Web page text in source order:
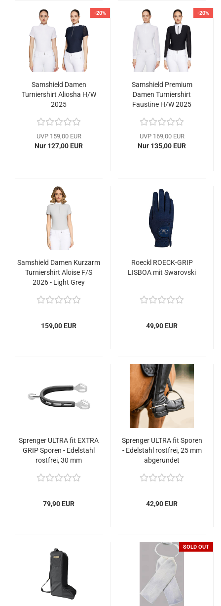
-20%
Samshield Damen
Turniershirt Aliosha H/W
2025
UVP 159,00 EUR
Nur 127,00 EUR
-20%
Samshield Premium
Damen Turniershirt
Faustine H/W 2025
UVP 169,00 EUR
Nur 135,00 EUR
Samshield Damen Kurzarm
Turniershirt Aloise F/S
2026 - Light Grey
159,00 EUR
Roeckl ROECK-GRIP
LISBOA mit Swarovski
49,90 EUR
Sprenger ULTRA fit EXTRA
GRIP Sporen - Edelstahl
rostfrei, 30 mm
Ballrad
79,90 EUR
Sprenger ULTRA fit Sporen
- Edelstahl rostfrei, 25 mm
abgerundet
42,90 EUR
SOLD OUT